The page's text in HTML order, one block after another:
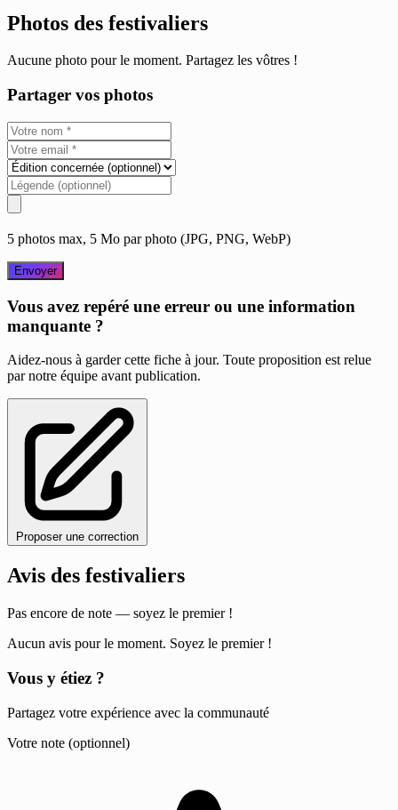
Photos des festivaliers
Aucune photo pour le moment. Partagez les vôtres !
Partager vos photos
5 photos max, 5 Mo par photo (JPG, PNG, WebP)
Envoyer
Vous avez repéré une erreur ou une information
manquante ?
Aidez-nous à garder cette fiche à jour. Toute proposition est relue
par notre équipe avant publication.
Proposer une correction
Avis des festivaliers
Pas encore de note — soyez le premier !
Aucun avis pour le moment. Soyez le premier !
Vous y étiez ?
Partagez votre expérience avec la communauté
Votre note (optionnel)